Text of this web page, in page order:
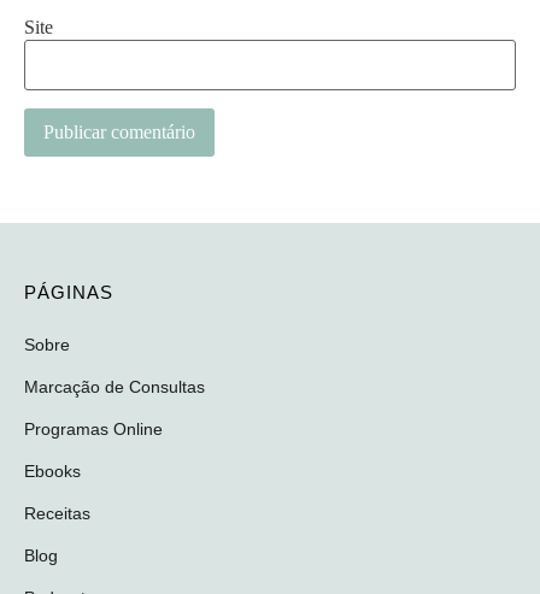
Site
PÁGINAS
Sobre
Marcação de Consultas
Programas Online
Ebooks
Receitas
Blog